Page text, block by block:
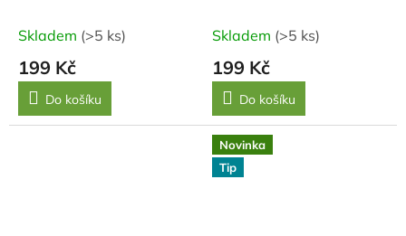
Skladem (>5 ks)
199 Kč
Do košíku
Skladem (>5 ks)
199 Kč
Do košíku
Novinka
Tip